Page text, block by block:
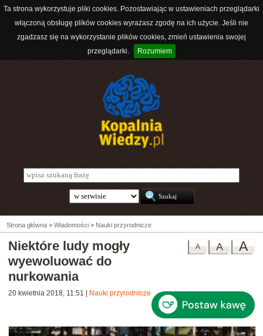
Ta strona wykorzystuje pliki cookies. Pozostawiając w ustawieniach przeglądarki
włączoną obsługę plików cookies wyrażasz zgodę na ich użycie. Jeśli nie
zgadzasz się na wykorzystanie plików cookies, zmień ustawienia swojej
przeglądarki.
Rozumiem
Strona główna > Wiadomości > Nauki przyrodnicze
A
A
A
Niektóre ludy mogły
wyewoluować do
nurkowania
20 kwietnia 2018, 11:51 Nauki przyrodnicze